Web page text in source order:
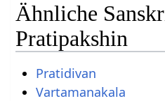
Ähnliche
Pratipakshin
Pratidivan
Vartamanakala